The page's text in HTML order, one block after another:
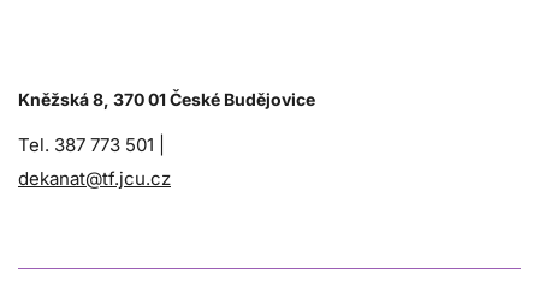
Kněžská 8, 370 01 České Budějovice
Tel. 387 773 501 |
dekanat@tf.jcu.cz